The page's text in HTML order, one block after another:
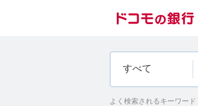
すべて
よく検索されるキーワード